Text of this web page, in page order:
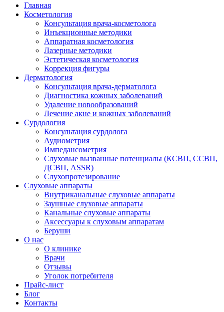
Главная
Косметология
Консультация врача-косметолога
Инъекционные методики
Аппаратная косметология
Лазерные методики
Эстетическая косметология
Коррекция фигуры
Дерматология
Консультация врача-дерматолога
Диагностика кожных заболеваний
Удаление новообразований
Лечение акне и кожных заболеваний
Сурдология
Консультация сурдолога
Аудиометрия
Импедансометрия
Слуховые вызванные потенциалы (КСВП, ССВП,
ДСВП, ASSR)
Слухопротезирование
Слуховые аппараты
Внутриканальные слуховые аппараты
Заушные слуховые аппараты
Канальные слуховые аппараты
Аксессуары к слуховым аппаратам
Беруши
О нас
О клинике
Врачи
Отзывы
Уголок потребителя
Прайс-лист
Блог
Контакты